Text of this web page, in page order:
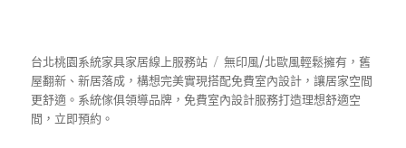
台北桃園系統家具家居線上服務站
無印風/北歐風輕鬆擁有，舊
屋翻新、新居落成，構想完美實現搭配免費室內設計，讓居家空間
更舒適。 系統傢俱領導品牌，免費室內設計服務打造理想舒適空
間，立即預約。